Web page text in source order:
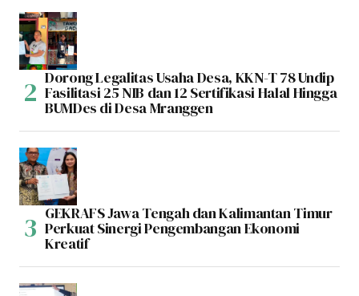
Dorong Legalitas Usaha Desa, KKN-T 78 Undip
Fasilitasi 25 NIB dan 12 Sertifikasi Halal Hingga
BUMDes di Desa Mranggen
GEKRAFS Jawa Tengah dan Kalimantan Timur
Perkuat Sinergi Pengembangan Ekonomi
Kreatif